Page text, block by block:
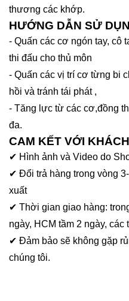
thương các khớp.
HƯỚNG DẪN SỬ
- Quấn các cơ ngón tay, cô
thi đấu cho thủ môn
- Quấn các vị trí cơ từng bi
hồi và tránh tái phát ,
- Tăng lực từ các cơ,đồng
đa.
CAM KẾT VỚI
✔ Hình ảnh và Video do
✔ Đổi trả hàng trong vòng
xuất
✔ Thời gian giao hàng:
ngày, HCM tầm 2 ngày,
✔ Đảm bảo sẽ không gặp
chúng tôi.